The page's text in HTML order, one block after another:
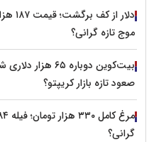
دلار
موج تازه گرانی؟
صعود تازه بازار کریپتو؟
گرانی؟